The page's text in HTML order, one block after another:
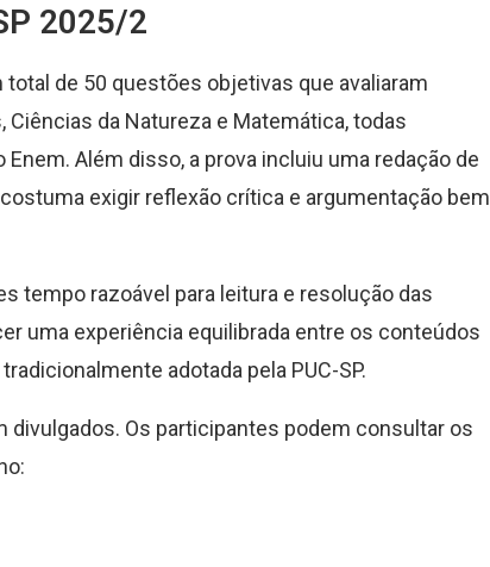
2025/2
de 50 questões objetivas que avaliaram
da Natureza e Matemática, todas
Além disso, a prova incluiu uma redação de
exigir reflexão crítica e argumentação bem
tempo razoável para leitura e resolução das
uma experiência equilibrada entre os conteúdos
adotada pela PUC-SP.
divulgados. Os participantes podem consultar os